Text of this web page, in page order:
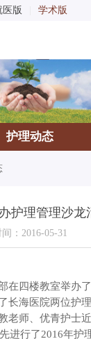
医版 学术版
护理动态
护理管理沙龙
间：2016-05-31
在四楼教室举办
长海医院两位护
老师、优青护士近
进行了2016年护